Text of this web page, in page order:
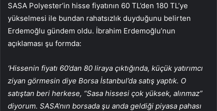
SASA Polyester’in hisse fiyatının 60 TL’den 180 TL’ye
yükselmesi ile bundan rahatsızlık duyduğunu belirten
Erdemoğlu gündem oldu. İbrahim Erdemoğlu’nun
açıklaması şu formda:
‘Hissenin fiyatı 60’dan 80 liraya çıktığında, küçük yatırımcı
ziyan görmesin diye Borsa İstanbul’da satış yaptık. O
satıştan beri herkese, “Sasa hissesi çok yüksek, alınmaz”
diyorum. SASA’nın borsada şu anda geldiği piyasa pahası